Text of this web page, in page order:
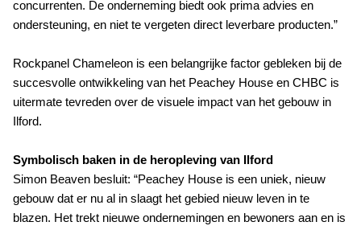
concurrenten. De onderneming biedt ook prima advies en
ondersteuning, en niet te vergeten direct leverbare producten.”
Rockpanel Chameleon is een belangrijke factor gebleken bij de
succesvolle ontwikkeling van het Peachey House en CHBC is
uitermate tevreden over de visuele impact van het gebouw in
Ilford.
Symbolisch baken in de heropleving van Ilford
Simon Beaven besluit: “Peachey House is een uniek, nieuw
gebouw dat er nu al in slaagt het gebied nieuw leven in te
blazen. Het trekt nieuwe ondernemingen en bewoners aan en is